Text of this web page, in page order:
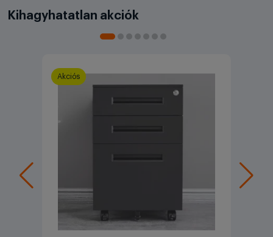
Kihagyhatatlan akciók
Akciós